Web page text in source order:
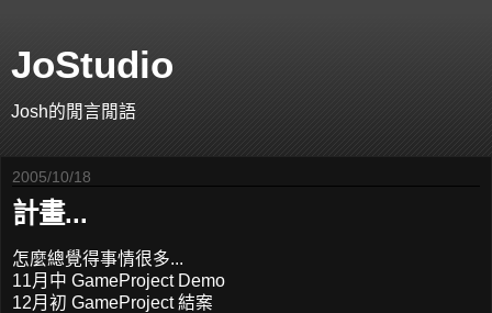
JoStudio
Josh的閒言閒語
2005/10/18
計畫...
怎麼總覺得事情很多...
11月中 GameProject Demo
12月初 GameProject 結案